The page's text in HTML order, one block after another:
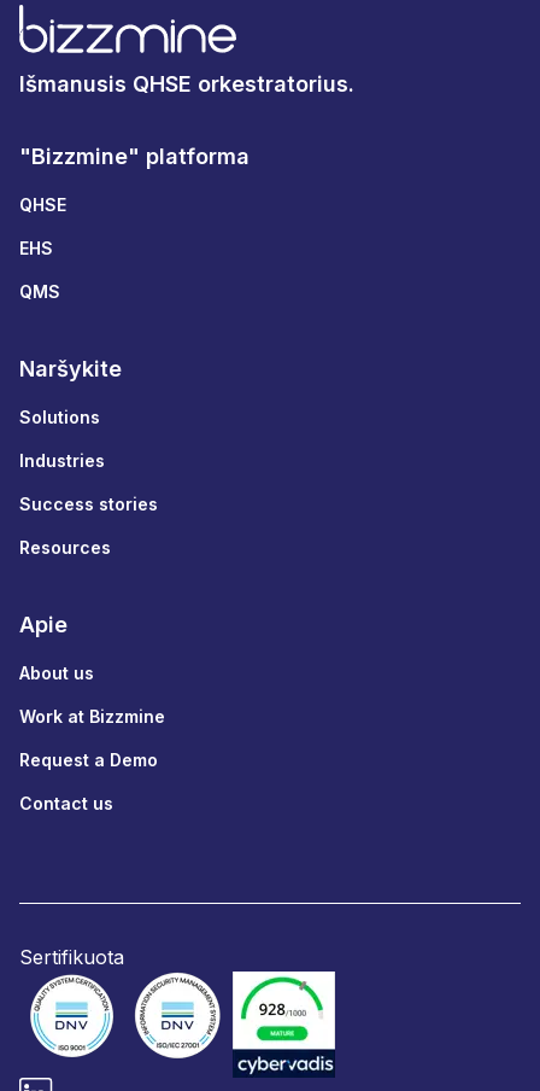
Išmanusis QHSE orkestratorius.
"Bizzmine" platforma
QHSE
EHS
QMS
Naršykite
Solutions
Industries
Success stories
Resources
Apie
About us
Work at Bizzmine
Request a Demo
Contact us
Sertifikuota